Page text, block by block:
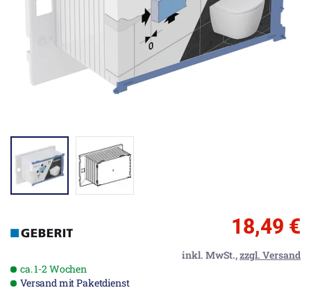
18,49 €
inkl. MwSt.,zzgl. Versand
ca. 1-2 Wochen
Versand mit Paketdienst